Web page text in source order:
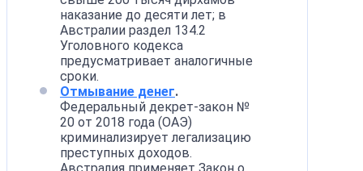
наказание до десяти лет; в
Австралии раздел 134.2
Уголовного кодекса
предусматривает аналогичные
сроки.
Отмывание денег.
Федеральный декрет-закон №
20 от 2018 года (ОАЭ)
криминализирует легализацию
преступных доходов.